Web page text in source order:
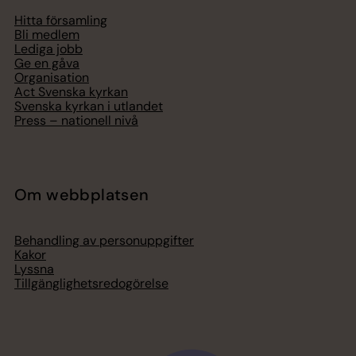
Hitta församling
Bli medlem
Lediga jobb
Ge en gåva
Organisation
Act Svenska kyrkan
Svenska kyrkan i utlandet
Press – nationell nivå
Om webbplatsen
Behandling av personuppgifter
Kakor
Lyssna
Tillgänglighetsredogörelse